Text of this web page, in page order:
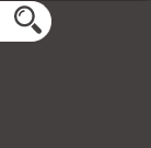
: